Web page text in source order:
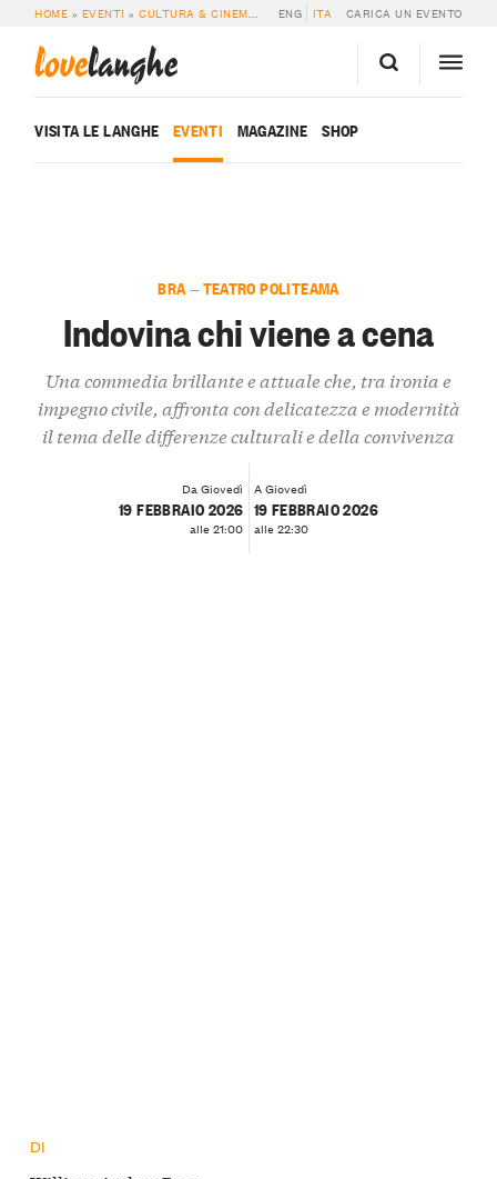
HOME » EVENTI »CULTURA & CINEMA » INDOVINA CHI VIENE A CENA
ENG ITA CARICA UN EVENTO
lovelanghe
VISITA LE LANGHE EVENTI MAGAZINE SHOP
BRA — TEATRO POLITEAMA
Indovina chi viene a cena
Una commedia brillante e attuale che, tra ironia e
impegno civile, affronta con delicatezza e modernità
il tema delle differenze culturali e della convivenza
Da Giovedì
19 FEBBRAIO 2026
alle 21:00
A Giovedì
19 FEBBRAIO 2026
alle 22:30
DI